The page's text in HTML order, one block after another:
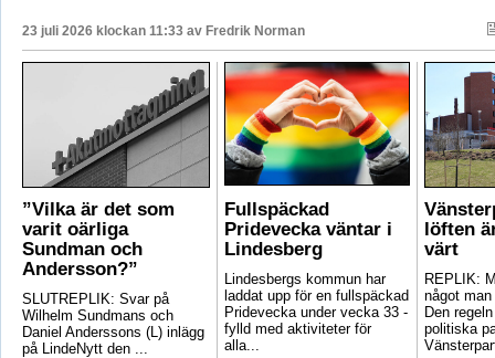
23 juli 2026 klockan 11:33 av Fredrik Norman
”Vilka är det som
varit oärliga
Sundman och
Andersson?”
SLUTREPLIK: Svar på
Wilhelm Sundmans och
Daniel Anderssons (L) inlägg
på LindeNytt den ...
Fullspäckad
Pridevecka väntar i
Lindesberg
Lindesbergs kommun har
laddat upp för en fullspäckad
Pridevecka under vecka 33 -
fylld med aktiviteter för
alla...
löften
värt
REPLIK:
något
Den
politiska